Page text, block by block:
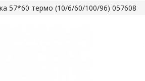
57*60 термо (10/6/60/100/96) 057608